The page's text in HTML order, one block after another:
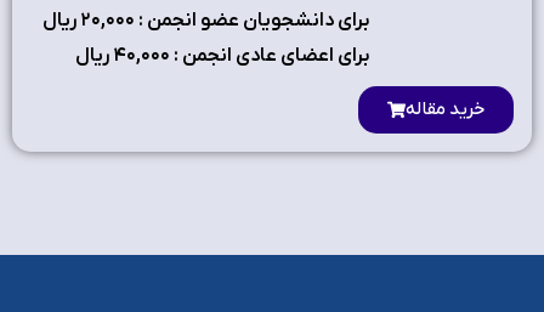
برای دانشجویان عضو انجمن : ۲٠,٠٠٠ ریال
برای اعضای عادی انجمن : ۴٠,٠٠٠ ریال
خرید مقاله